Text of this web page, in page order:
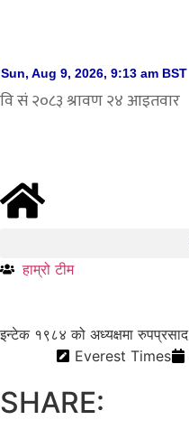
हाम्रो टीम
इन्टेक १९८४ को अध्यक्षमा रुपप्रसाद
Everest Times
SHARE: